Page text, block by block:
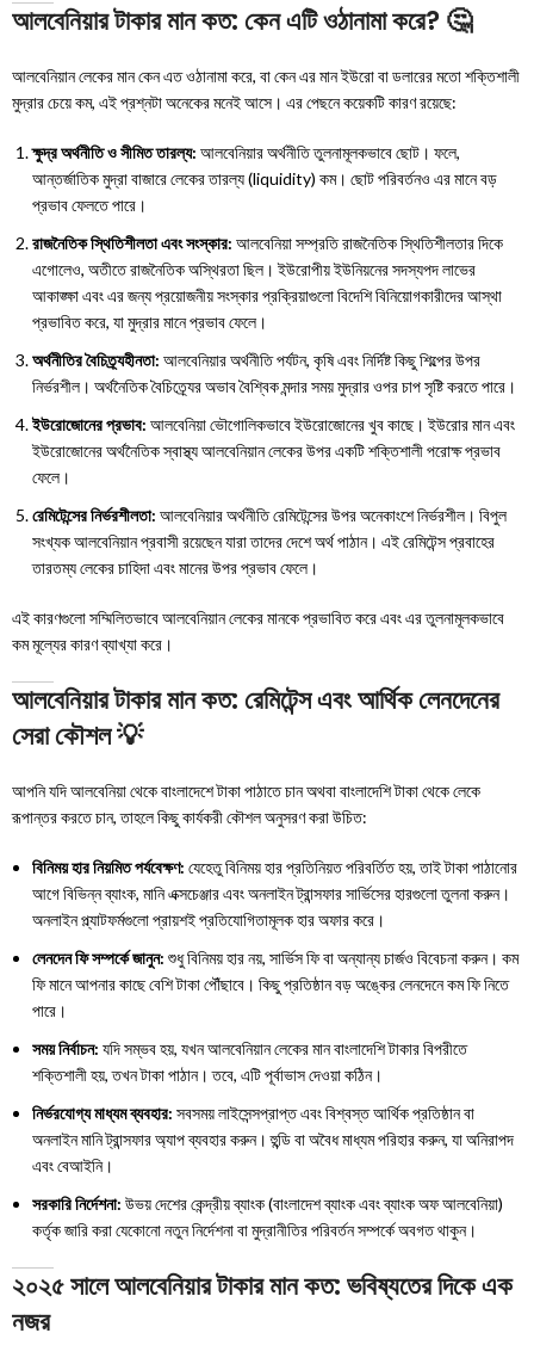
আলবেনিয়ার টাকার মান কত: কেন এটি ওঠানামা করে? 🤔
আলবেনিয়ান লেকের মান কেন এত ওঠানামা করে, বা কেন এর মান ইউরো বা ডলারের মতো শক্তিশালী
মুদ্রার চেয়ে কম, এই প্রশ্নটা অনেকের মনেই আসে। এর পেছনে কয়েকটি কারণ রয়েছে:
ক্ষুদ্র অর্থনীতি ও সীমিত তারল্য: আলবেনিয়ার অর্থনীতি তুলনামূলকভাবে ছোট। ফলে,
আন্তর্জাতিক মুদ্রা বাজারে লেকের তারল্য (liquidity) কম। ছোট পরিবর্তনও এর মানে বড়
প্রভাব ফেলতে পারে।
রাজনৈতিক স্থিতিশীলতা এবং সংস্কার: আলবেনিয়া সম্প্রতি রাজনৈতিক স্থিতিশীলতার দিকে
এগোলেও, অতীতে রাজনৈতিক অস্থিরতা ছিল। ইউরোপীয় ইউনিয়নের সদস্যপদ লাভের
আকাঙ্ক্ষা এবং এর জন্য প্রয়োজনীয় সংস্কার প্রক্রিয়াগুলো বিদেশি বিনিয়োগকারীদের আস্থা
প্রভাবিত করে, যা মুদ্রার মানে প্রভাব ফেলে।
অর্থনীতির বৈচিত্র্যহীনতা: আলবেনিয়ার অর্থনীতি পর্যটন, কৃষি এবং নির্দিষ্ট কিছু শিল্পের উপর
নির্ভরশীল। অর্থনৈতিক বৈচিত্র্যের অভাব বৈশ্বিক মন্দার সময় মুদ্রার ওপর চাপ সৃষ্টি করতে পারে।
ইউরোজোনের প্রভাব: আলবেনিয়া ভৌগোলিকভাবে ইউরোজোনের খুব কাছে। ইউরোর মান এবং
ইউরোজোনের অর্থনৈতিক স্বাস্থ্য আলবেনিয়ান লেকের উপর একটি শক্তিশালী পরোক্ষ প্রভাব
ফেলে।
রেমিটেন্সের নির্ভরশীলতা: আলবেনিয়ার অর্থনীতি রেমিটেন্সের উপর অনেকাংশে নির্ভরশীল। বিপুল
সংখ্যক আলবেনিয়ান প্রবাসী রয়েছেন যারা তাদের দেশে অর্থ পাঠান। এই রেমিটেন্স প্রবাহের
তারতম্য লেকের চাহিদা এবং মানের উপর প্রভাব ফেলে।
এই কারণগুলো সম্মিলিতভাবে আলবেনিয়ান লেকের মানকে প্রভাবিত করে এবং এর তুলনামূলকভাবে
কম মূল্যের কারণ ব্যাখ্যা করে।
আলবেনিয়ার টাকার মান কত: রেমিটেন্স এবং আর্থিক লেনদেনের
সেরা কৌশল 💡
আপনি যদি আলবেনিয়া থেকে বাংলাদেশে টাকা পাঠাতে চান অথবা বাংলাদেশি টাকা থেকে লেকে
রূপান্তর করতে চান, তাহলে কিছু কার্যকরী কৌশল অনুসরণ করা উচিত:
বিনিময় হার নিয়মিত পর্যবেক্ষণ: যেহেতু বিনিময় হার প্রতিনিয়ত পরিবর্তিত হয়, তাই টাকা পাঠানোর
আগে বিভিন্ন ব্যাংক, মানি এক্সচেঞ্জার এবং অনলাইন ট্রান্সফার সার্ভিসের হারগুলো তুলনা করুন।
অনলাইন প্ল্যাটফর্মগুলো প্রায়শই প্রতিযোগিতামূলক হার অফার করে।
লেনদেন ফি সম্পর্কে জানুন: শুধু বিনিময় হার নয়, সার্ভিস ফি বা অন্যান্য চার্জও বিবেচনা করুন। কম
ফি মানে আপনার কাছে বেশি টাকা পৌঁছাবে। কিছু প্রতিষ্ঠান বড় অঙ্কের লেনদেনে কম ফি নিতে
পারে।
সময় নির্বাচন: যদি সম্ভব হয়, যখন আলবেনিয়ান লেকের মান বাংলাদেশি টাকার বিপরীতে
শক্তিশালী হয়, তখন টাকা পাঠান। তবে, এটি পূর্বাভাস দেওয়া কঠিন।
নির্ভরযোগ্য মাধ্যম ব্যবহার: সবসময় লাইসেন্সপ্রাপ্ত এবং বিশ্বস্ত আর্থিক প্রতিষ্ঠান বা
অনলাইন মানি ট্রান্সফার অ্যাপ ব্যবহার করুন। হুন্ডি বা অবৈধ মাধ্যম পরিহার করুন, যা অনিরাপদ
এবং বেআইনি।
সরকারি নির্দেশনা: উভয় দেশের কেন্দ্রীয় ব্যাংক (বাংলাদেশ ব্যাংক এবং ব্যাংক অফ আলবেনিয়া)
কর্তৃক জারি করা যেকোনো নতুন নির্দেশনা বা মুদ্রানীতির পরিবর্তন সম্পর্কে অবগত থাকুন।
২০২৫ সালে আলবেনিয়ার টাকার মান কত: ভবিষ্যতের দিকে এক
নজর